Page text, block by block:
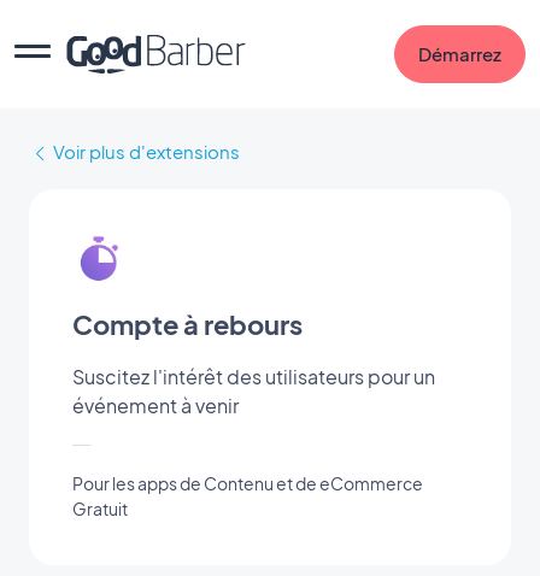
Démarrez
Voir plus d'extensions
Compte à rebours
Suscitez l'intérêt des utilisateurs pour un
événement à venir
Pour les apps de Contenu et de eCommerce
Gratuit